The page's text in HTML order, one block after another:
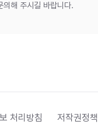
의해 주시길 바랍니다.
처리방침 저작권정책